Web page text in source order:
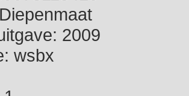
Diepenmaat
2009
wsbx